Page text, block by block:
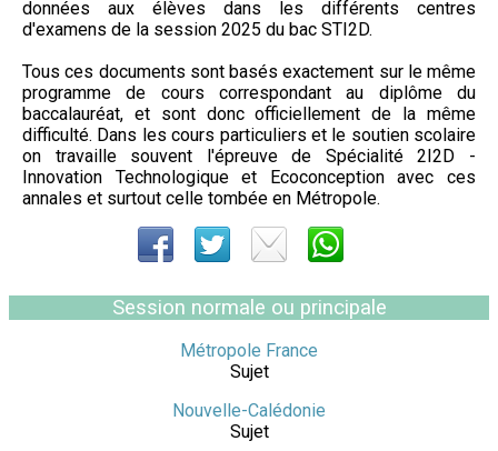
données aux élèves dans les différents centres
d'examens de la session 2025 du bac STI2D.
Tous ces documents sont basés exactement sur le même
programme de cours correspondant au diplôme du
baccalauréat, et sont donc officiellement de la même
difficulté. Dans les cours particuliers et le soutien scolaire
on travaille souvent l'épreuve de Spécialité 2I2D -
Innovation Technologique et Ecoconception avec ces
annales et surtout celle tombée en Métropole.
Session normale ou principale
Métropole France
Sujet
Nouvelle-Calédonie
Sujet